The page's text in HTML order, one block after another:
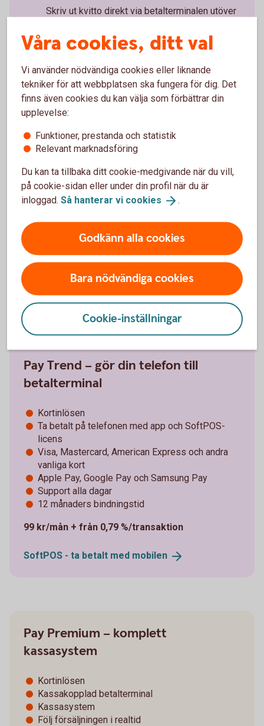
Skriv ut kvitto direkt via betalterminalen utöver
Pay Classic – fysisk betalterminal
Kortinlösen
Betalterminal
vanliga kort
Apple Pay, Google Pay och Samsung Pay
24 timmars utbytesservice
36 månaders bindningstid (välj12 eller 24
månader mot en extra kostnad)
Från 199 kr/mån + 0,79 %/transaktion
Kortterminal och betalterminal
Pay Trend – gör din telefon till
betalterminal
Kortinlösen
Ta betalt på telefonen med app och SoftPOS-
licens
Visa, Mastercard, American Express och andra
vanliga kort
Apple Pay, Google Pay och Samsung Pay
Support alla dagar
12 månaders bindningstid
99 kr/mån + från 0,79 %/transaktion
SoftPOS - ta betalt med mobilen
Pay Premium – komplett
kassasystem
Kortinlösen
Kassakopplad betalterminal
Kassasystem
Följ försäljningen i realtid
Våra cookies, ditt val
Vi använder nödvändiga cookies eller liknande
tekniker för att webbplatsen ska fungera för dig. Det
finns även cookies du kan välja som förbättrar din
upplevelse:
Funktioner, prestanda och statistik
Relevant marknadsföring
Du kan ta tillbaka ditt cookie-medgivande när du vill,
på cookie-sidan eller under din profil när du är
inloggad. Så hanterar vi cookies .
Godkänn alla cookies
Bara nödvändiga cookies
Cookie-inställningar